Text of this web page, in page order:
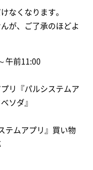
なくなります。
が、ご了承のほどよ
午前11:00
リ『パルシステムア
ソダ』
テムアプリ』買い物